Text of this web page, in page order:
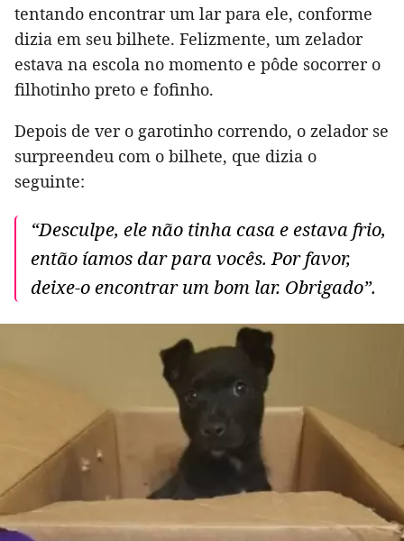
tentando encontrar um lar para ele, conforme
dizia em seu bilhete. Felizmente, um zelador
estava na escola no momento e pôde socorrer o
filhotinho preto e fofinho.
Depois de ver o garotinho correndo, o zelador se
surpreendeu com o bilhete, que dizia o
seguinte:
“Desculpe, ele não tinha casa e estava frio,
então íamos dar para vocês. Por favor,
deixe-o encontrar um bom lar. Obrigado”.